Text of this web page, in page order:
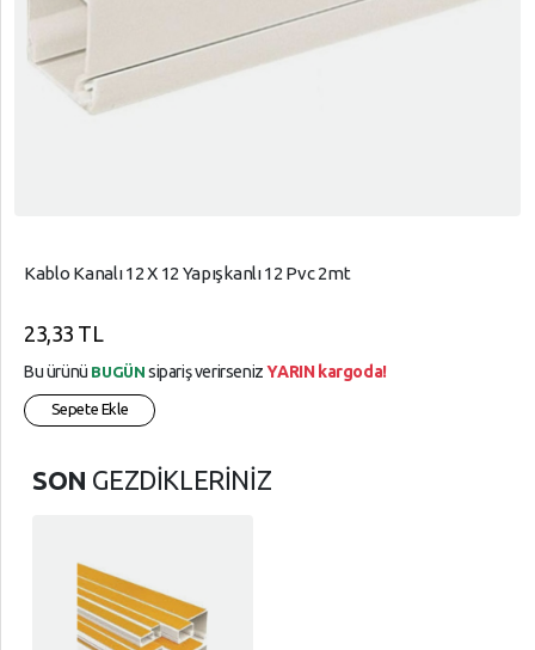
Kablo Kanalı 12 X 12 Yapışkanlı 12 Pvc 2mt
23,33 TL
Bu ürünü BUGÜN sipariş verirsenizYARIN kargoda!
Sepete Ekle
SON GEZDİKLERİNİZ